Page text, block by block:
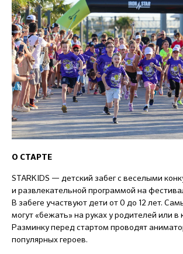
О СТАРТЕ
STARKIDS — детский забег с веселыми
и развлекательной программой на
В забеге участвуют дети от 0 до 12 лет.
могут «бежать» на руках у родителей или в
Разминку перед стартом проводят
популярных героев.